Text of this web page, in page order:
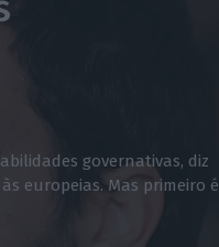
governativas, diz
europeias. Mas primeiro é